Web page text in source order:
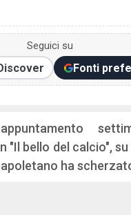
Seguici su
Fonti
"Il bello del calcio", su
ha